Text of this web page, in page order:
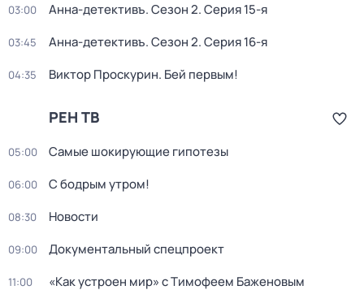
03:00 Анна-детективъ. Сезон 2. Серия 15-я
03:45 Анна-детективъ. Сезон 2. Серия 16-я
04:35 Виктор Проскурин. Бей первым!
РЕН ТВ
05:00 Самые шoкиpующие гипотезы
06:00 С бодрым утром!
08:30 Новости
09:00 Документальный спецпроект
11:00 «Как устроен мир» с Тимофеем Баженовым